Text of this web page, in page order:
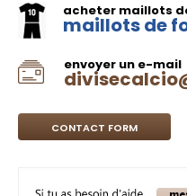
acheter maillots
maillots de
envoyer un e-mail
CONTACT FORM